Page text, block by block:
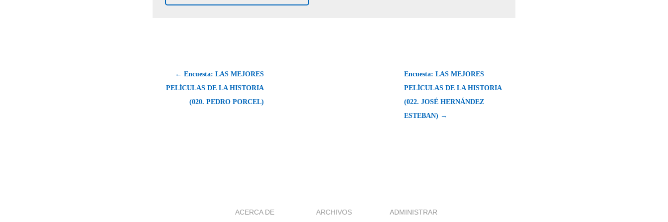
← Encuesta: LAS MEJORES
PELÍCULAS DE LA HISTORIA
(020. PEDRO PORCEL)
Encuesta: LAS MEJORES
PELÍCULAS DE LA HISTORIA
(022. JOSÉ HERNÁNDEZ
ESTEBAN) →
ACERCA DE ARCHIVOS ADMINISTRAR